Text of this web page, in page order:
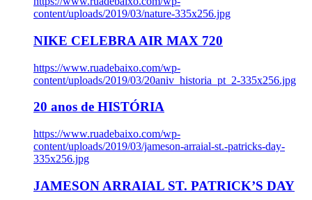
content/uploads/2019/03/nature-335x256.jpg
NIKE CELEBRA AIR MAX 720
https://www.ruadebaixo.com/wp-
content/uploads/2019/03/20aniv_historia_pt_2-335x256.jpg
20 anos de HISTÓRIA
https://www.ruadebaixo.com/wp-
content/uploads/2019/03/jameson-arraial-st.-patricks-day-
335x256.jpg
JAMESON ARRAIAL ST. PATRICK’S DAY